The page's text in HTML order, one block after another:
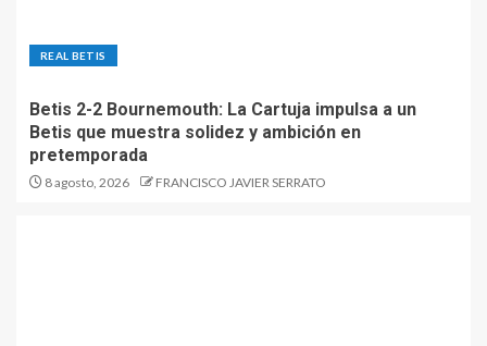
REAL BETIS
Betis 2-2 Bournemouth: La Cartuja impulsa a un
Betis que muestra solidez y ambición en
pretemporada
8 agosto, 2026 FRANCISCO JAVIER SERRATO